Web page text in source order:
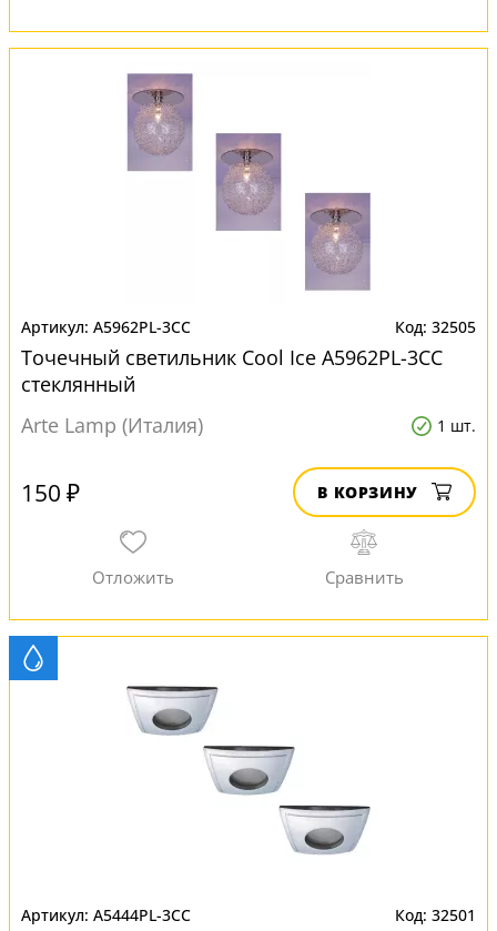
A5962PL-3CC 32505
Точечный светильник Cool Ice A5962PL-3CC
стеклянный
Arte Lamp (Италия)
1 шт.
150 ₽ В КОРЗИНУ
A5444PL-3CC 32501